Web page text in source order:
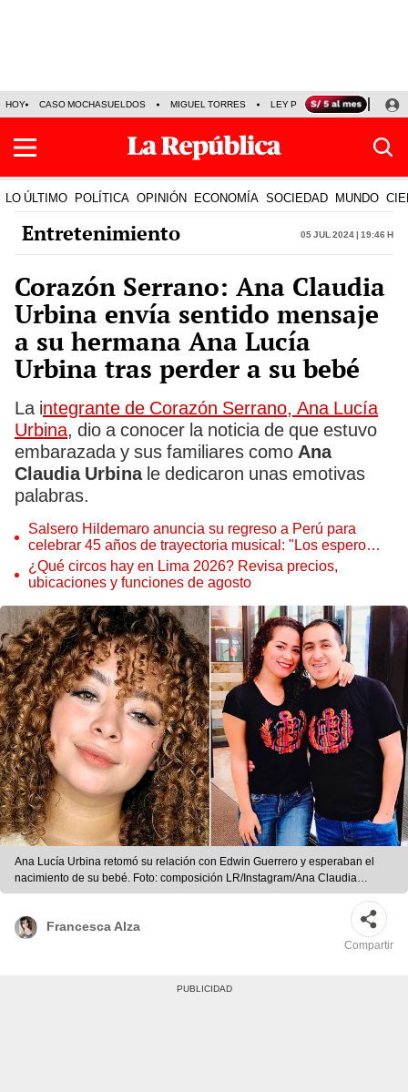
HOY CASO MOCHASUELDOS MIGUEL TORRES LEY PULPÍN PRECIO DEL
LO ÚLTIMO POLÍTICA OPINIÓN ECONOMÍA SOCIEDAD MUNDO
Entretenimiento 05 Jul 2024 | 19:46 h
Corazón Serrano: Ana Claudia
Urbina envía sentido mensaje
a su hermana Ana Lucía
Urbina tras perder a su bebé
La integrante de Corazón Serrano, Ana Lucía
Urbina, dio a conocer la noticia de que estuvo
embarazada y sus familiares como Ana
Claudia Urbinale dedicaron unas emotivas
palabras.
Salsero Hildemaro anuncia su regreso a Perú para
celebrar 45 años de trayectoria musical: "Los espero
para cantar con todos ustedes”
¿Qué circos hay en Lima 2026? Revisa precios,
ubicaciones y funciones de agosto
Ana Lucía Urbina retomó su relación con Edwin Guerrero y esperaban el
nacimiento de su bebé. Foto: composición LR/Instagram/Ana Claudia
Urbina/Ana Lucía Urbina
Francesca Alza
Compartir